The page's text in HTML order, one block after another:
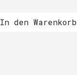
In den Warenkorb